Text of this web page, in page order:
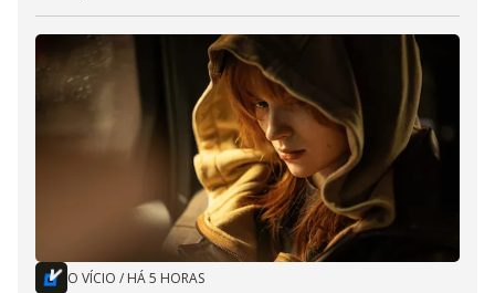
O VÍCIO / HÁ 5 HORAS